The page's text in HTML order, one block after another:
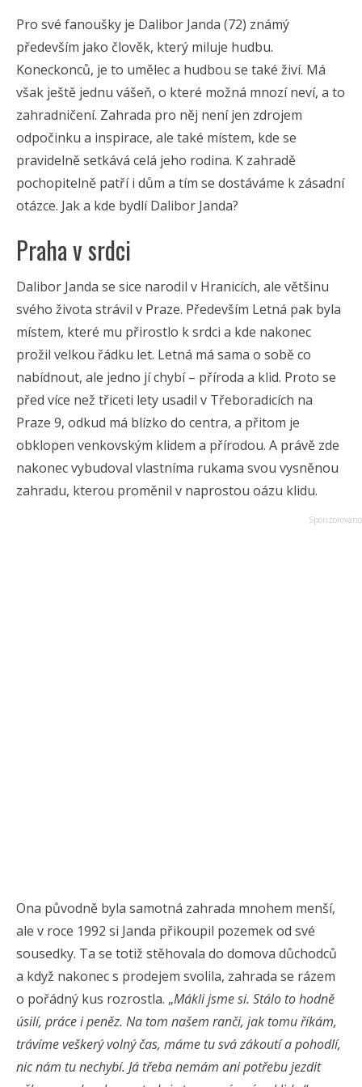
Pro své fanoušky je Dalibor Janda (72) známý
především jako člověk, který miluje hudbu.
Koneckonců, je to umělec a hudbou se také živí. Má
však ještě jednu vášeň, o které možná mnozí neví, a to
zahradničení. Zahrada pro něj není jen zdrojem
odpočinku a inspirace, ale také místem, kde se
pravidelně setkává celá jeho rodina. K zahradě
pochopitelně patří i dům a tím se dostáváme k zásadní
otázce. Jak a kde bydlí Dalibor Janda?
Praha v srdci
Dalibor Janda se sice narodil v Hranicích, ale většinu
svého života strávil v Praze. Především Letná pak byla
místem, které mu přirostlo k srdci a kde nakonec
prožil velkou řádku let. Letná má sama o sobě co
nabídnout, ale jedno jí chybí – příroda a klid. Proto se
před více než třiceti lety usadil v Třeboradicích na
Praze 9, odkud má blízko do centra, a přitom je
obklopen venkovským klidem a přírodou. A právě zde
nakonec vybudoval vlastníma rukama svou vysněnou
zahradu, kterou proměnil v naprostou oázu klidu.
Ona původně byla samotná zahrada mnohem menší,
ale v roce 1992 si Janda přikoupil pozemek od své
sousedky. Ta se totiž stěhovala do domova důchodců
a když nakonec s prodejem svolila, zahrada se rázem
o pořádný kus rozrostla. „Mákli jsme si. Stálo to hodně
úsilí, práce i peněz. Na tom našem ranči, jak tomu říkám,
trávíme veškerý volný čas, máme tu svá zákoutí a pohodlí,
nic nám tu nechybí. Já třeba nemám ani potřebu jezdit